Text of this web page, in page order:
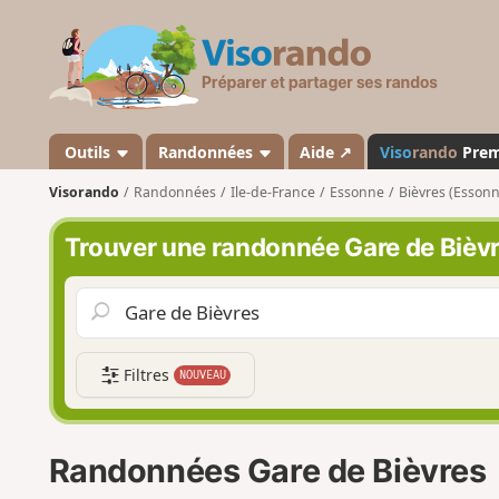
s
a
n
d
o
Outils Randonnées Aide ↗ Visorando
Visorando Randonnées Ile-de-France Essonne Bièvres
Trouver une randonnée Gare de
Filtres NOUVEAU
Randonnées Gare de Bièvres